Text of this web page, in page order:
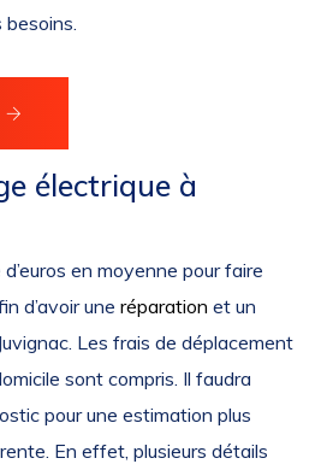
électrique à
en moyenne pour faire
d’avoir une réparation et un
Les frais de déplacement
sont compris. Il faudra
pour une estimation plus
En effet, plusieurs détails